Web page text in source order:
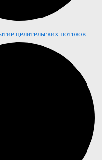
целительских потоков